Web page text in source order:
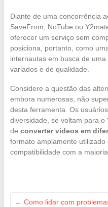
Diante de uma concorrência
SaveFrom, NoTube ou
oferecer um serviço sem
posiciona, portanto, como
internautas em busca de
variados e de qualidade.
Considere a questão das
embora numerosas, não
desta ferramenta. Os
diversidade, se voltam para
de converter vídeos em
formato amplamente
compatibilidade com a
← Como lidar com